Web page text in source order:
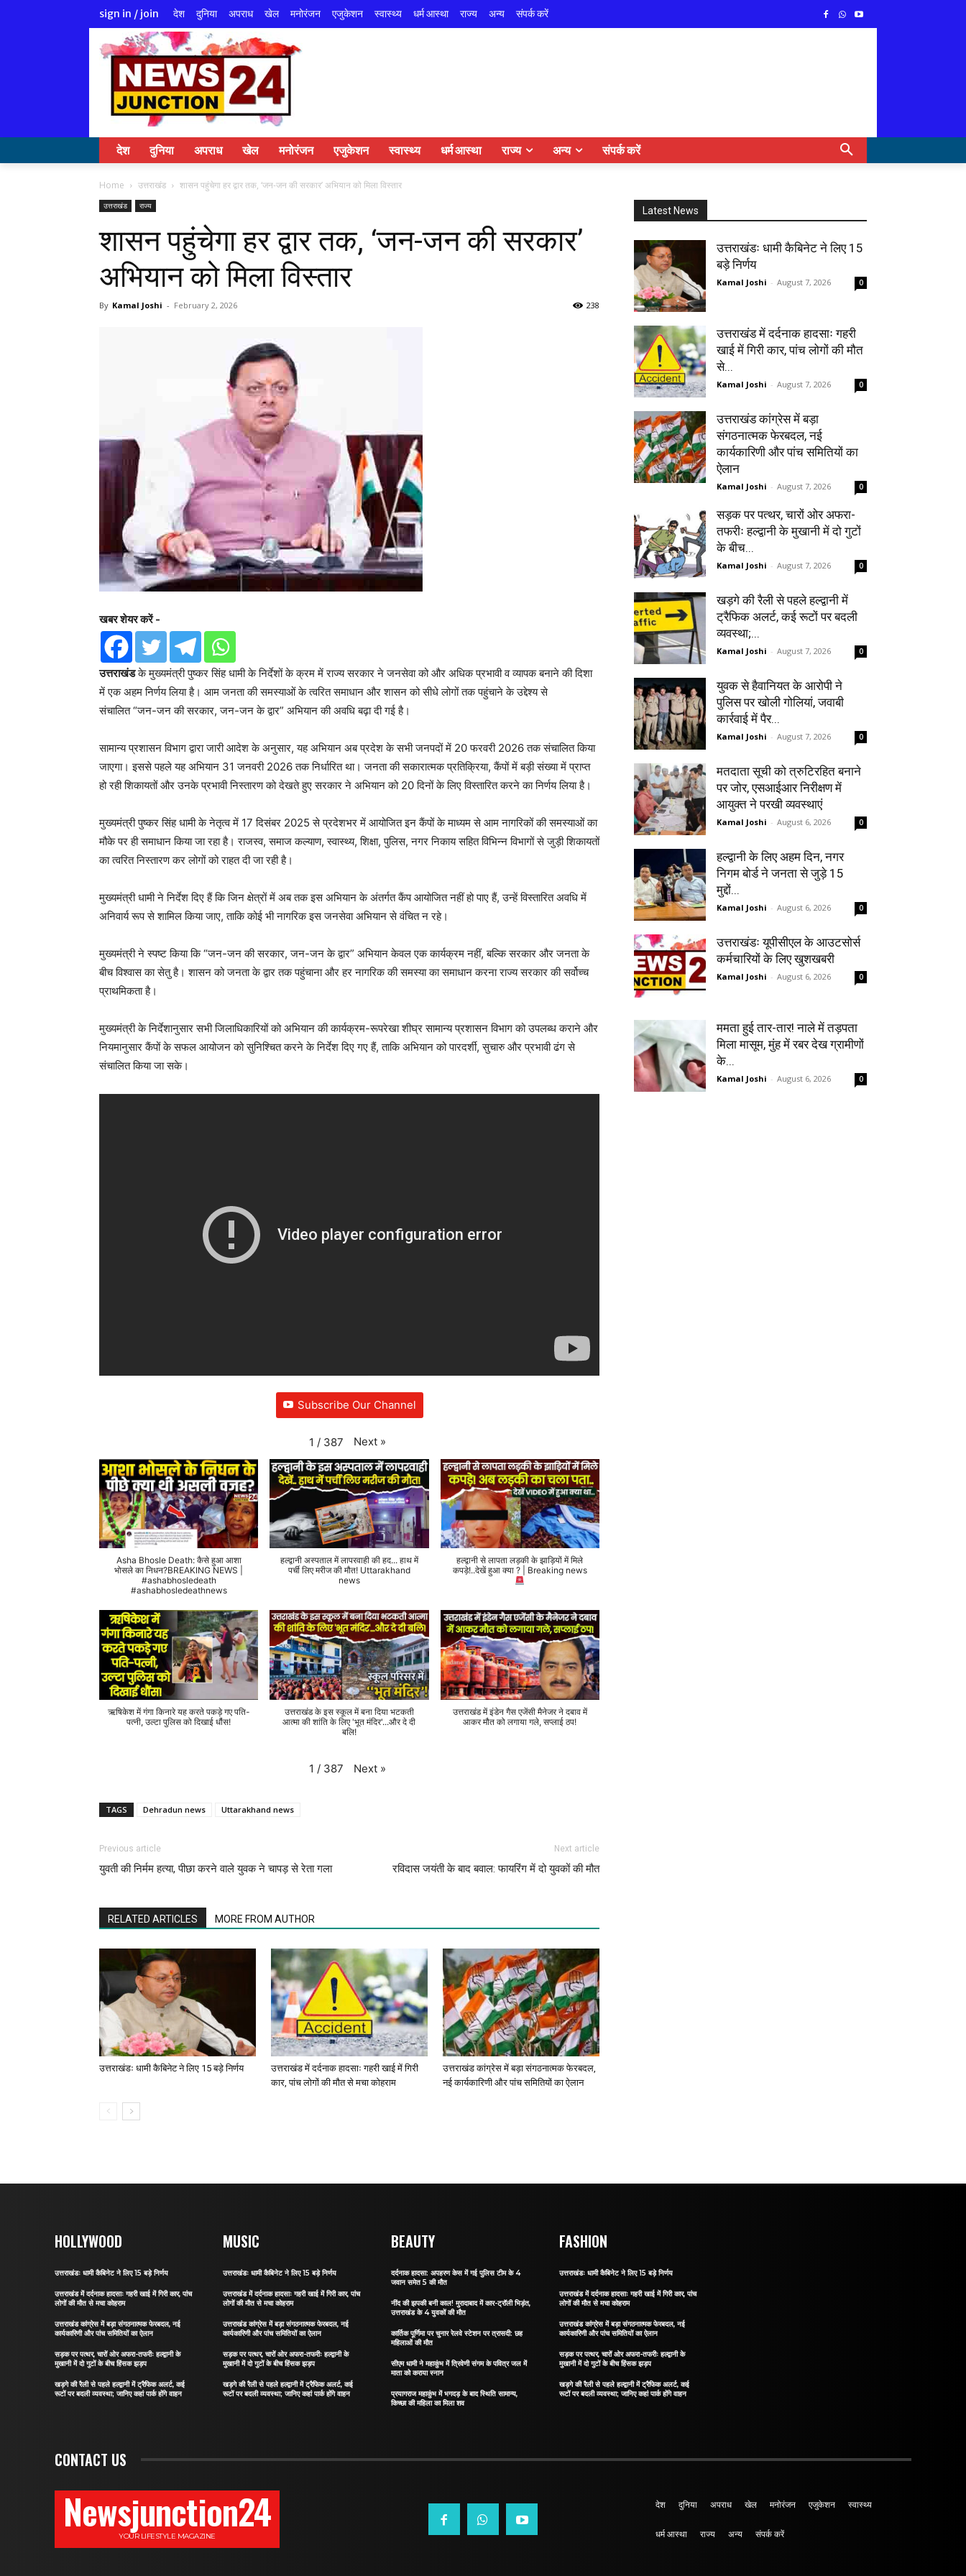
sign in / join देश दुनिया अपराध खेल मनोरंजन एजुकेशन स्वास्थ्य धर्म आस्था राज्य अन्य संपर्क करें
देश दुनिया अपराध खेल मनोरंजन एजुकेशन स्वास्थ्य धर्म आस्था राज्य अन्य संपर्क करें
Home उत्तराखंड शासन पहुंचेगा हर द्वार तक, ‘जन-जन की सरकार’ अभियान को मिला विस्तार
उत्तराखंड राज्य
शासन पहुंचेगा हर द्वार तक, ‘जन-जन की सरकार’
अभियान को मिला विस्तार
By Kamal Joshi - February 2, 2026 238
खबर शेयर करें -
उत्तराखंडके मुख्यमंत्री पुष्कर सिंह धामी के निर्देशों के क्रम में राज्य सरकार ने जनसेवा को और अधिक प्रभावी व व्यापक बनाने की दिशा
में एक अहम निर्णय लिया है। आम जनता की समस्याओं के त्वरित समाधान और शासन को सीधे लोगों तक पहुंचाने के उद्देश्य से
संचालित “जन-जन की सरकार, जन-जन के द्वार” अभियान की अवधि बढ़ा दी गई है।
सामान्य प्रशासन विभाग द्वारा जारी आदेश के अनुसार, यह अभियान अब प्रदेश के सभी जनपदों में 20 फरवरी 2026 तक संचालित किया
जाएगा। इससे पहले यह अभियान 31 जनवरी 2026 तक निर्धारित था। जनता की सकारात्मक प्रतिक्रिया, कैंपों में बड़ी संख्या में प्राप्त
हो रही शिकायतों और उनके प्रभावी निस्तारण को देखते हुए सरकार ने अभियान को 20 दिनों के लिए विस्तारित करने का निर्णय लिया है।
मुख्यमंत्री पुष्कर सिंह धामी के नेतृत्व में 17 दिसंबर 2025 से प्रदेशभर में आयोजित इन कैंपों के माध्यम से आम नागरिकों की समस्याओं का
मौके पर ही समाधान किया जा रहा है। राजस्व, समाज कल्याण, स्वास्थ्य, शिक्षा, पुलिस, नगर निकाय सहित विभिन्न विभागों से जुड़ी शिकायतों
का त्वरित निस्तारण कर लोगों को राहत दी जा रही है।
मुख्यमंत्री धामी ने निर्देश दिए हैं कि जिन क्षेत्रों में अब तक इस अभियान के अंतर्गत कैंप आयोजित नहीं हो पाए हैं, उन्हें विस्तारित अवधि में
अनिवार्य रूप से शामिल किया जाए, ताकि कोई भी नागरिक इस जनसेवा अभियान से वंचित न रहे।
मुख्यमंत्री ने स्पष्ट किया कि “जन-जन की सरकार, जन-जन के द्वार” अभियान केवल एक कार्यक्रम नहीं, बल्कि सरकार और जनता के
बीच विश्वास का सेतु है। शासन को जनता के द्वार तक पहुंचाना और हर नागरिक की समस्या का समाधान करना राज्य सरकार की सर्वोच्च
प्राथमिकता है।
मुख्यमंत्री के निर्देशानुसार सभी जिलाधिकारियों को अभियान की कार्यक्रम-रूपरेखा शीघ्र सामान्य प्रशासन विभाग को उपलब्ध कराने और
नियमानुसार कैंपों के सफल आयोजन को सुनिश्चित करने के निर्देश दिए गए हैं, ताकि अभियान को पारदर्शी, सुचारु और प्रभावी ढंग से
संचालित किया जा सके।
Subscribe Our Channel
1 / 387 Next »
Asha Bhosle Death: कैसे हुआ आशा
भोसले का निधन?BREAKING NEWS |
#ashabhosledeath
#ashabhosledeathnews
हल्द्वानी अस्पताल में लापरवाही की हद... हाथ में
पर्ची लिए मरीज की मौत! Uttarakhand
news
हल्द्वानी से लापता लड़की के झाड़ियों में मिले
कपड़े!..देखें हुआ क्या ? | Breaking news
ऋषिकेश में गंगा किनारे यह करते पकड़े गए पति-
पत्नी, उल्टा पुलिस को दिखाई धौंस!
उत्तराखंड के इस स्कूल में बना दिया भटकती
आत्मा की शांति के लिए 'भूत मंदिर'...और दे दी
बलि!
उत्तराखंड में इंडेन गैस एजेंसी मैनेजर ने दबाव में
आकर मौत को लगाया गले, सप्लाई ठप!
1 / 387 Next »
TAGS Dehradun news Uttarakhand news
Previous article
युवती की निर्मम हत्या, पीछा करने वाले युवक ने चापड़ से रेता गला
Next article
रविदास जयंती के बाद बवाल: फायरिंग में दो युवकों की मौत
RELATED ARTICLES MORE FROM AUTHOR
उत्तराखंडः धामी कैबिनेट ने लिए 15 बड़े निर्णय
उत्तराखंड में दर्दनाक हादसाः गहरी खाई में गिरी
कार, पांच लोगों की मौत से मचा कोहराम
उत्तराखंड कांग्रेस में बड़ा संगठनात्मक फेरबदल,
नई कार्यकारिणी और पांच समितियों का ऐलान
Latest News
उत्तराखंडः धामी कैबिनेट ने लिए 15
बड़े निर्णय
Kamal Joshi - August 7, 2026 0
उत्तराखंड में दर्दनाक हादसाः गहरी
खाई में गिरी कार, पांच लोगों की मौत
से...
Kamal Joshi - August 7, 2026 0
उत्तराखंड कांग्रेस में बड़ा
संगठनात्मक फेरबदल, नई
कार्यकारिणी और पांच समितियों का
ऐलान
Kamal Joshi - August 7, 2026 0
सड़क पर पत्थर, चारों ओर अफरा-
तफरीः हल्द्वानी के मुखानी में दो गुटों
के बीच...
Kamal Joshi - August 7, 2026 0
खड़गे की रैली से पहले हल्द्वानी में
ट्रैफिक अलर्ट, कई रूटों पर बदली
व्यवस्था;...
Kamal Joshi - August 7, 2026 0
युवक से हैवानियत के आरोपी ने
पुलिस पर खोली गोलियां, जवाबी
कार्रवाई में पैर...
Kamal Joshi - August 7, 2026 0
मतदाता सूची को त्रुटिरहित बनाने
पर जोर, एसआईआर निरीक्षण में
आयुक्त ने परखी व्यवस्थाएं
Kamal Joshi - August 6, 2026 0
हल्द्वानी के लिए अहम दिन, नगर
निगम बोर्ड ने जनता से जुड़े 15
मुद्दों...
Kamal Joshi - August 6, 2026 0
उत्तराखंडः यूपीसीएल के आउटसोर्स
कर्मचारियों के लिए खुशखबरी
Kamal Joshi - August 6, 2026 0
ममता हुई तार-तार! नाले में तड़पता
मिला मासूम, मुंह में रबर देख ग्रामीणों
के...
Kamal Joshi - August 6, 2026 0
HOLLYWOOD
उत्तराखंडः धामी कैबिनेट ने लिए 15 बड़े निर्णय
उत्तराखंड में दर्दनाक हादसाः गहरी खाई में गिरी कार, पांच
लोगों की मौत से मचा कोहराम
उत्तराखंड कांग्रेस में बड़ा संगठनात्मक फेरबदल, नई
कार्यकारिणी और पांच समितियों का ऐलान
सड़क पर पत्थर, चारों ओर अफरा-तफरीः हल्द्वानी के
मुखानी में दो गुटों के बीच हिंसक झड़प
खड़गे की रैली से पहले हल्द्वानी में ट्रैफिक अलर्ट, कई
रूटों पर बदली व्यवस्था; जानिए कहां पार्क होंगे वाहन
MUSIC
उत्तराखंडः धामी कैबिनेट ने लिए 15 बड़े निर्णय
उत्तराखंड में दर्दनाक हादसाः गहरी खाई में गिरी कार, पांच
लोगों की मौत से मचा कोहराम
उत्तराखंड कांग्रेस में बड़ा संगठनात्मक फेरबदल, नई
कार्यकारिणी और पांच समितियों का ऐलान
सड़क पर पत्थर, चारों ओर अफरा-तफरीः हल्द्वानी के
मुखानी में दो गुटों के बीच हिंसक झड़प
खड़गे की रैली से पहले हल्द्वानी में ट्रैफिक अलर्ट, कई
रूटों पर बदली व्यवस्था; जानिए कहां पार्क होंगे वाहन
BEAUTY
दर्दनाक हादसा: अपहरण केस में गई पुलिस टीम के 4
जवान समेत 5 की मौत
नींद की झपकी बनी काल! मुरादाबाद में कार-ट्रॉली भिड़ंत,
उत्तराखंड के 4 युवकों की मौत
कार्तिक पूर्णिमा पर चुनार रेलवे स्टेशन पर त्रासदी: छह
महिलाओं की मौत
सीएम धामी ने महाकुंभ में त्रिवेणी संगम के पवित्र जल में
माता को कराया स्नान
प्रयागराज महाकुंभ में भगदड़ के बाद स्थिति सामान्य,
किच्छा की महिला का मिला शव
FASHION
उत्तराखंडः धामी कैबिनेट ने लिए 15 बड़े निर्णय
उत्तराखंड में दर्दनाक हादसाः गहरी खाई में गिरी कार, पांच
लोगों की मौत से मचा कोहराम
उत्तराखंड कांग्रेस में बड़ा संगठनात्मक फेरबदल, नई
कार्यकारिणी और पांच समितियों का ऐलान
सड़क पर पत्थर, चारों ओर अफरा-तफरीः हल्द्वानी के
मुखानी में दो गुटों के बीच हिंसक झड़प
खड़गे की रैली से पहले हल्द्वानी में ट्रैफिक अलर्ट, कई
रूटों पर बदली व्यवस्था; जानिए कहां पार्क होंगे वाहन
CONTACT US
Newsjunction24
YOUR LIFESTYLE MAGAZINE
देश दुनिया अपराध खेल मनोरंजन एजुकेशन स्वास्थ्य
धर्म आस्था राज्य अन्य संपर्क करें